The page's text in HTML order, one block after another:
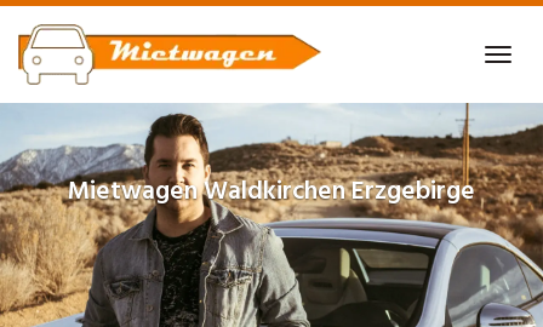
Skip
to
main
content
MietwagenWaldkirchen Erzgebirge